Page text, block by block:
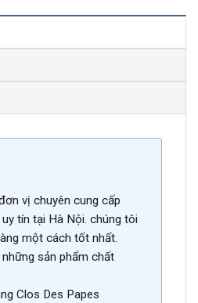
vị chuyên cung cấp
tín tại Hà Nội. chúng tôi
một cách tốt nhất.
sản phẩm chất
Clos Des Papes